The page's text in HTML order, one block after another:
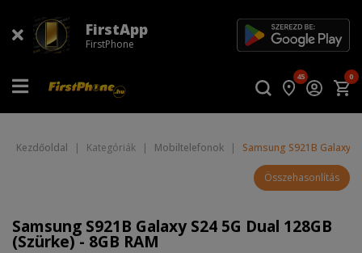
FirstApp
FirstPhone
45 0
Kezdőoldal | Kategóriák | Mobiltelefonok | Samsung S921B Galaxy
Összehasonlítás
Samsung S921B Galaxy S24 5G Dual 128GB
(Szürke) - 8GB RAM